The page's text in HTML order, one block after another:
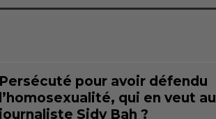
Persécuté pour avoir défendu
l’homosexualité, qui en veut au
journaliste Sidy Bah ?